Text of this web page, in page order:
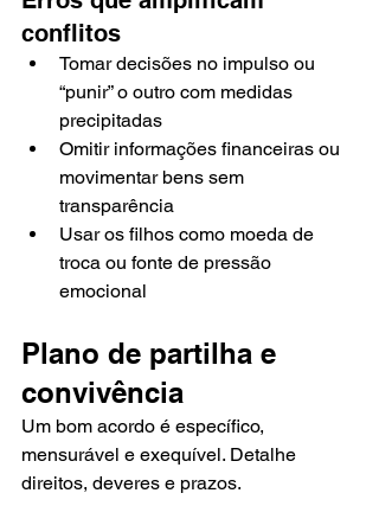
conflitos
Tomar decisões no impulso ou
“punir” o outro com medidas
precipitadas
Omitir informações financeiras ou
movimentar bens sem
transparência
Usar os filhos como moeda de
troca ou fonte de pressão
emocional
Plano de partilha e
convivência
Um bom acordo é específico,
mensurável e exequível. Detalhe
direitos, deveres e prazos.